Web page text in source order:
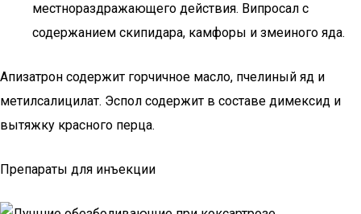
местнораздражающего действия. Випросал с
содержанием скипидара, камфоры и змеиного яда.
Апизатрон содержит горчичное масло, пчелиный яд и
метилсалицилат. Эспол содержит в составе димексид и
вытяжку красного перца.
Препараты для инъекции